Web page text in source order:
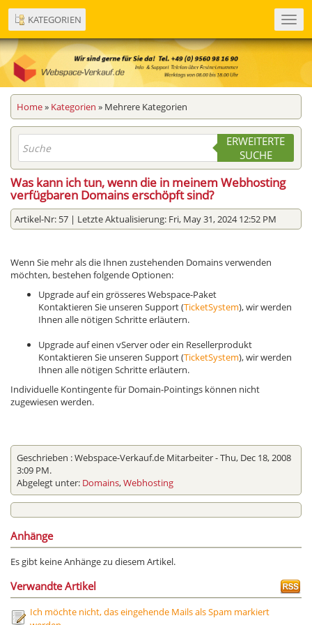
Home» Kategorien » Mehrere Kategorien
ERWEITERTE
SUCHE
Was kann ich tun, wenn die in meinem Webhosting
verfügbaren Domains erschöpft sind?
Artikel-Nr: 57 | Letzte Aktualisierung: Fri, May 31, 2024 12:52 PM
Wenn Sie mehr als die Ihnen zustehenden Domains verwenden
möchten, bestehen folgende Optionen:
Upgrade auf ein grösseres Webspace-Paket
Kontaktieren Sie unseren Support (TicketSystem), wir werden
Ihnen alle nötigen Schritte erläutern.
Upgrade auf einen vServer oder ein Resellerprodukt
Kontaktieren Sie unseren Support (TicketSystem), wir werden
Ihnen alle nötigen Schritte erläutern.
Individuelle Kontingente für Domain-Pointings können nicht
zugewiesen werden.
Geschrieben :Webspace-Verkauf.de Mitarbeiter- Thu, Dec 18, 2008
3:09 PM.
Abgelegt unter: Domains,Webhosting
Anhänge
Es gibt keine Anhänge zu diesem Artikel.
Verwandte Artikel
Ich möchte nicht, das eingehende Mails als Spam markiert
KATEGORIEN